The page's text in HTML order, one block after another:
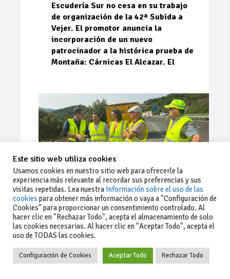
Escudería Sur no cesa en su trabajo
de organización de la 42ª Subida a
Vejer. El promotor anuncia la
incorporación de un nuevo
patrocinador a la histórica prueba de
Montaña: Cárnicas El Alcazar. El
Ago 03, 2026 94 0 0
La Junta implementa mejoras en la
A381 por Los Barrios
Este sitio web utiliza cookies
Usamos cookies en nuestro sitio web para ofrecerle la
experiencia más relevante al recordar sus preferencias y sus
visitas repetidas. Lea nuestra Información sobre el uso de las
cookies para obtener más información o vaya a "Configuración de
Cookies" para proporcionar un consentimiento controlado. Al
hacer clic en "Rechazar Todo", acepta el almacenamiento de solo
las cookies necesarias. Al hacer clic en "Aceptar Todo", acepta el
uso de TODAS las cookies.
Configuración de Cookies Aceptar Todo Rechazar Todo